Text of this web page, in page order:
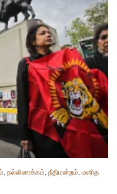
, நல்லிணக்கம், நீதிமன்றம், மனித